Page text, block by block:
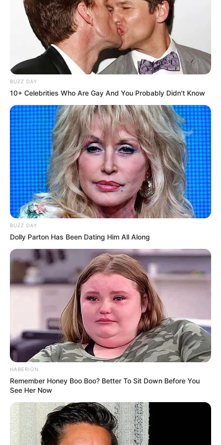
BUZZ DAY
10+ Celebrities Who Are Gay And You Probably Didn't Know
BUZZ DAY
Dolly Parton Has Been Dating Him All Along
HABERION
Remember Honey Boo Boo? Better To Sit Down Before You
See Her Now